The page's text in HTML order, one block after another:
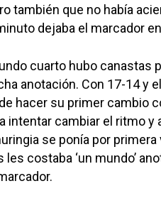
también que no había
dejaba el marcador
cuarto hubo canastas
anotación. Con 17-14 y
hacer su primer cambio
intentar cambiar el ritmo
se ponía por
costaba ‘un mundo’